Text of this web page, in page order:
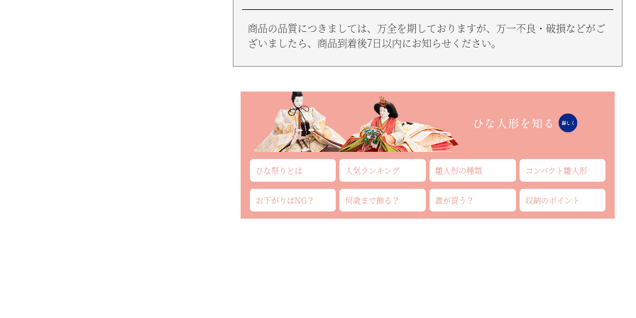
商品の品質につきましては、万全を期しておりますが、万一不良・破損などがご
ざいましたら、商品到着後7日以内にお知らせください。
ひな祭りとは 人気ランキング 雛人形の種類 コンパクト雛人形
お下がりはNG？ 何歳まで飾る？ 誰が買う？ 収納のポイント